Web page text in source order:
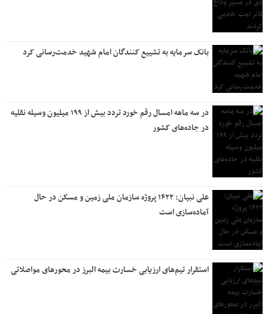
بانک سرمایه به تشییع کنندگان امام شهید خدمت‌رسانی کرد
در سه ماهه امسال رقم خورد تردد بیش از ۱۹۹ میلیون وسیله نقلیه
در جاده‌های کشور
علی نبیان: ۱۴۲۲ پروژه سازمان ملی زمین و مسکن در حال
آماده‌سازی است
استقرار تیم‌های ارزیابی خسارت بیمه البرز در محورهای مواصلاتی